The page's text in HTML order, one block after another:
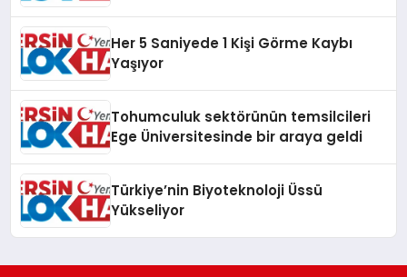
Her 5 Saniyede 1 Kişi Görme Kaybı
Yaşıyor
Tohumculuk sektörünün temsilcileri
Ege Üniversitesinde bir araya geldi
Türkiye’nin Biyoteknoloji Üssü
Yükseliyor